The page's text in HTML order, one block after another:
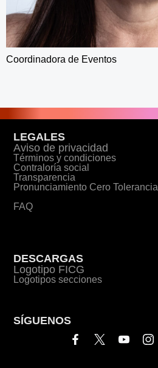
Coordinadora de Eventos
LEGALES
Aviso de privacidad
Términos y condiciones
Contraloría social
Transparencia
Pronunciamiento Cero Tolerancia
FAQ
DESCARGAS
Logotipo FICG
Logotipos secciones
SÍGUENOS